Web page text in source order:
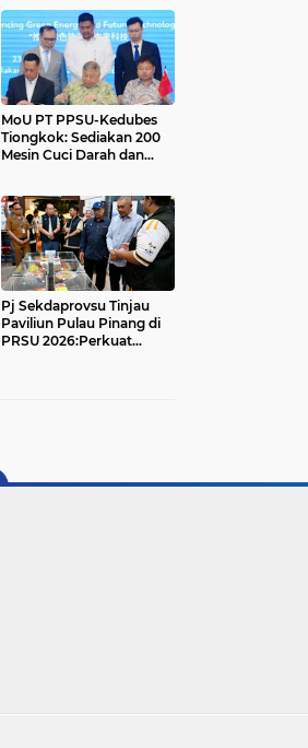
MoU PT PPSU-Kedubes
Tiongkok: Sediakan 200
Mesin Cuci Darah dan
Pj Sekdaprovsu Tinjau
Paviliun Pulau Pinang di
PRSU 2026:Perkuat